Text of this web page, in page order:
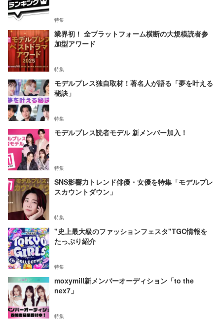
特集
業界初！ 全プラットフォーム横断の大規模読者参
加型アワード
特集
モデルプレス独自取材！著名人が語る「夢を叶える
秘訣」
特集
モデルプレス読者モデル 新メンバー加入！
特集
SNS影響力トレンド俳優・女優を特集「モデルプレ
スカウントダウン」
特集
"史上最大級のファッションフェスタ"TGC情報を
たっぷり紹介
特集
moxymill新メンバーオーディション「to the
nex7」
特集